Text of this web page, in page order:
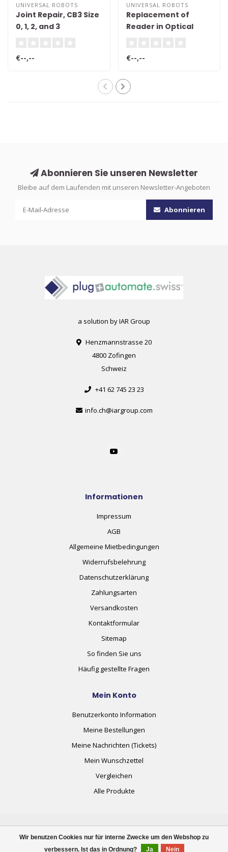
UNIVERSAL ROBOTS
Joint Repair, CB3 Size
0, 1, 2, and 3
€--,--
UNIVERSAL ROBOTS
Replacement of
Reader in Optical
€--,--
Wir benutzen Cookies nur für interne Zwecke um den Webshop zu
verbessern. Ist das in Ordnung?
Ja Nein
Abonnieren Sie unseren Newsletter
Bleibe auf dem Laufenden mit unseren Newsletter-Angeboten
Abonnieren
a solution by IAR Group
Henzmannstrasse 20
4800 Zofingen
Schweiz
+41 62 745 23 23
info.ch@iargroup.com
Informationen
Impressum
AGB
Allgemeine Mietbedingungen
Widerrufsbelehrung
Datenschutzerklärung
Zahlungsarten
Versandkosten
Kontaktformular
Sitemap
So finden Sie uns
Häufig gestellte Fragen
Mein Konto
Benutzerkonto Information
Meine Bestellungen
Meine Nachrichten (Tickets)
Mein Wunschzettel
Vergleichen
Alle Produkte